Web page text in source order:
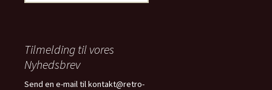
Tilmelding til vores
Nyhedsbrev
Send en e-mail til kontakt@retro-